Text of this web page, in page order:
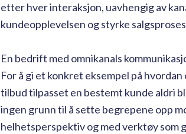
etter hver interaksjon, uavhengig av
kundeopplevelsen og styrke
En bedrift med omnikanals
For å gi et konkret eksempel på
tilbud tilpasset en bestemt kunde aldri
ingen grunn til å sette begrepene opp
helhetsperspektiv og med verktøy som